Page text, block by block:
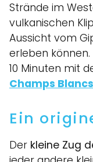
Strände im
vulkanischen
Aussicht vom
erleben können.
10 Minuten mit
Champs Blancs
Ein
Der kleine Zug